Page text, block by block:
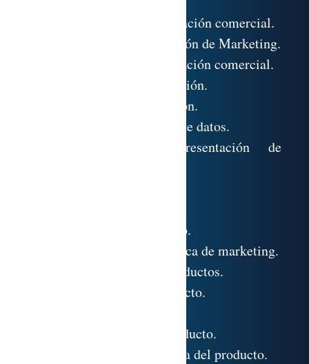
4.2. El concepto de investigación comercial.
4.3. El sistema de información de Marketing.
4.4. Las fases de la investigación comercial.
4.5. Las fuentes de información.
4.6. Técnicas de investigación.
4.7. Tratamiento y análisis de datos.
4.8. Elaboración y presentación de
5.1. El concepto de producto.
5.2. El producto como política de marketing.
5.3. Clasificación de los productos.
5.4. La dimensión del producto.
5.6. El ciclo de vida del producto.
5.7. Estrategias en la política del producto.